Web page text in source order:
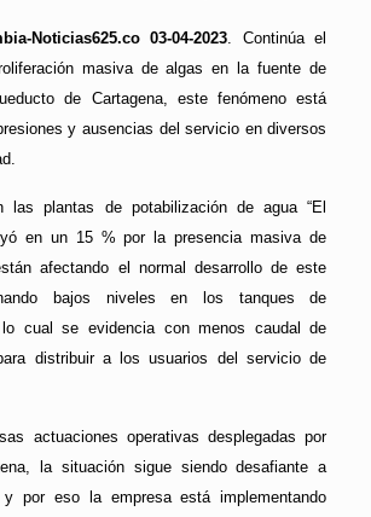
Noticias625.co 03-04-2023. Continúa el
masiva de algas en la fuente de
de Cartagena, este fenómeno está
y ausencias del servicio en diversos
las plantas de potabilización de agua “El
en un 15 % por la presencia masiva de
afectando el normal desarrollo de este
bajos niveles en los tanques de
lo cual se evidencia con menos caudal de
distribuir a los usuarios del servicio de
actuaciones operativas desplegadas por
la situación sigue siendo desafiante a
y por eso la empresa está implementando